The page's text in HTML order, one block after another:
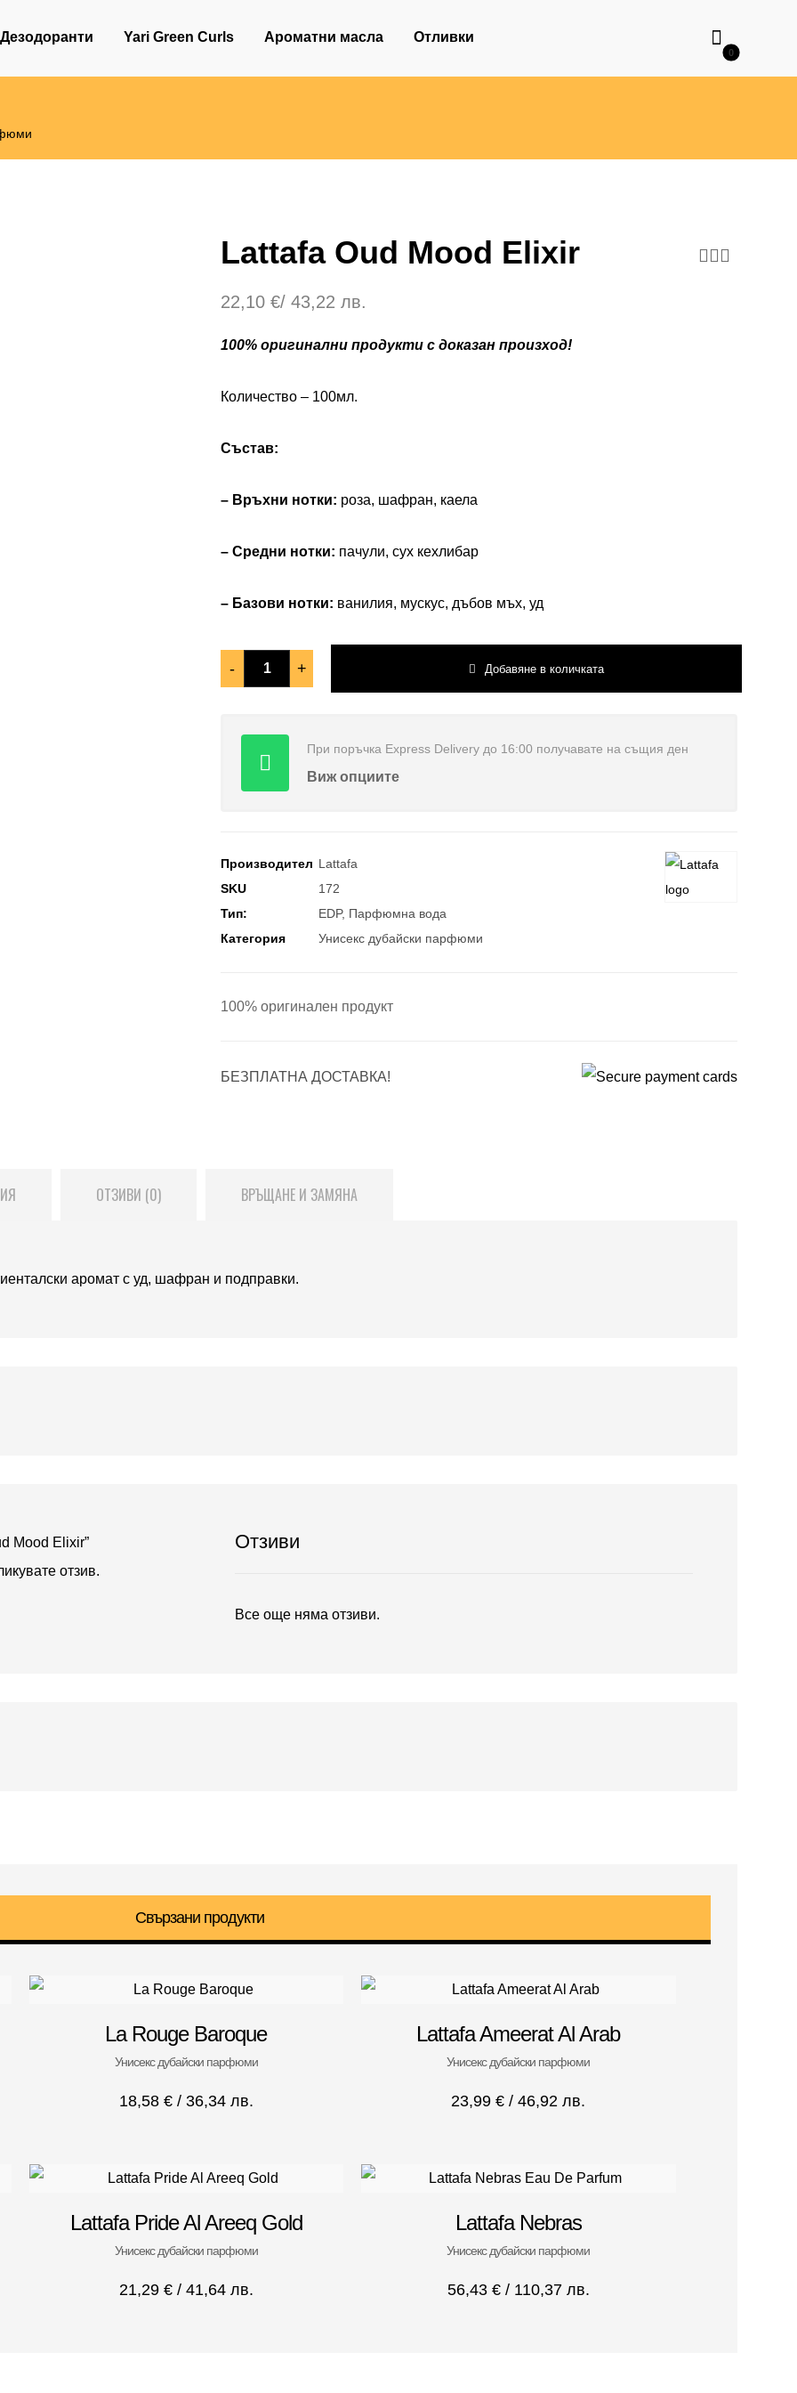
Дезодоранти Yari Green Curls Ароматни масла Отливки
Lattafa Oud Mood Elixir
22,10€/ 43,22 лв.
100% оригинални продукти с доказан произход!
Количество – 100мл.
Състав:
– Връхни нотки: роза, шафран, каела
– Средни нотки: пачули, сух кехлибар
– Базови нотки: ванилия, мускус, дъбов мъх, уд
- + Добавяне в количката
При поръчка Еxpress Delivery до 16:00 получавате на същия ден
Виж опциите
Производител Lattafa
SKU
172
Тип:
EDP, Парфюмна вода
Категория
Унисекс дубайски парфюми
100% оригинален продукт
БЕЗПЛАТНА ДОСТАВКА!
ОТЗИВИ (0) ВРЪЩАНЕ И ЗАМЯНА
аромат с уд, шафран и подправки.
Отзиви
Все още няма отзиви.
Mood Elixir”
отзив.
Свързани продукти
La Rouge Baroque
Унисекс дубайски парфюми
18,58 €/ 36,34 лв.
Lattafa Ameerat Al Arab
Унисекс дубайски парфюми
23,99€ / 46,92 лв.
Lattafa Pride Al Areeq Gold
Унисекс дубайски парфюми
21,29 €/ 41,64 лв.
Lattafa Nebras
Унисекс дубайски парфюми
56,43 €/ 110,37 лв.